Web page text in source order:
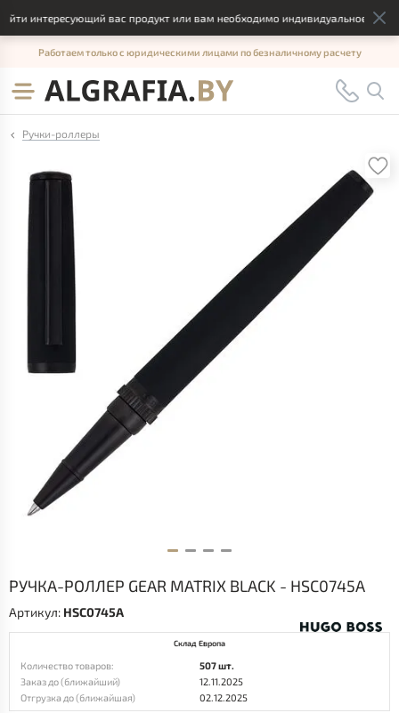
интересующий вас продукт или вам необходимо индивидуальное
Работаем только с юридическими лицами по безналичному расчету
Ручки-роллеры
РУЧКА-РОЛЛЕР GEAR MATRIX BLACK - HSC0745A
Артикул: HSC0745A
Склад Европа
Количество товаров:
507 шт.
Заказ до (ближайший)
12.11.2025
Отгрузка до (ближайшая)
02.12.2025